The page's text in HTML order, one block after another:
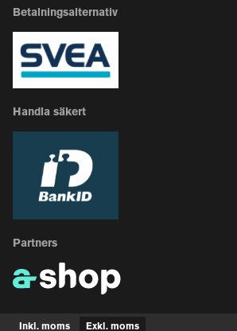
Betalningsalternativ
Handla säkert
Partners
Inkl. moms Exkl. moms